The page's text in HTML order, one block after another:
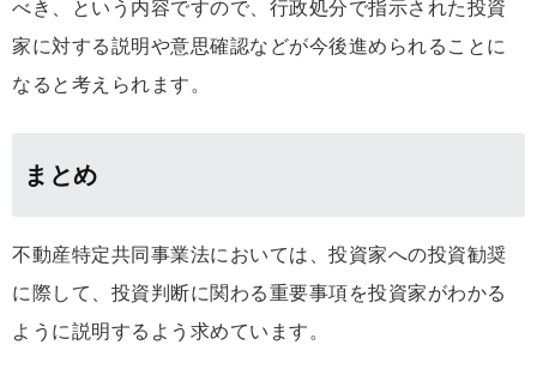
べき、という内容ですので、行政処分で指示された投資
家に対する説明や意思確認などが今後進められることに
なると考えられます。
まとめ
不動産特定共同事業法においては、投資家への投資勧奨
に際して、投資判断に関わる重要事項を投資家がわかる
ように説明するよう求めています。